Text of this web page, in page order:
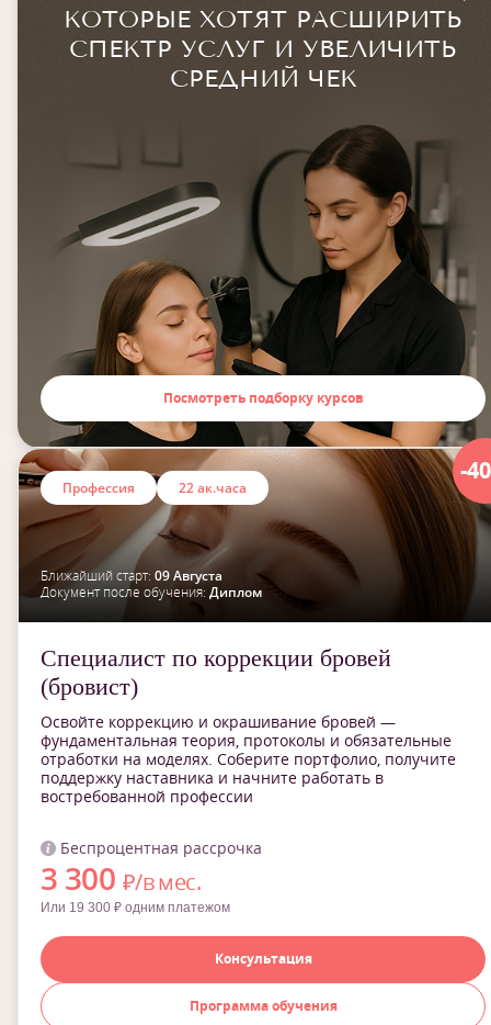
КОТОРЫЕ ХОТЯТ РАСШИРИТЬ
СПЕКТР УСЛУГ И УВЕЛИЧИТЬ
СРЕДНИЙ ЧЕК
Посмотреть подборку курсов
-
Профессия 22 ак.часа
Ближайший старт: 09 Августа
Документ после обучения: Диплом
Специалист по коррекции бровей
(бровист)
Освойте коррекцию и окрашивание бровей —
фундаментальная теория, протоколы и обязательные
отработки на моделях. Соберите портфолио, получите
поддержку наставника и начните работать в
востребованной профессии
Беспроцентная рассрочка
3 300 ₽/в мес.
Или 19 300 ₽ одним платежом
Консультация
Программа обучения